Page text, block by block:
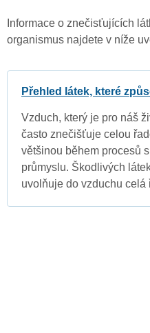
Informace o znečisťujících
organismus najdete v níže
Přehled látek, které
Vzduch, který je pro náš
často znečišťuje celou
většinou během procesů
průmyslu. Škodlivých
uvolňuje do vzduchu celá